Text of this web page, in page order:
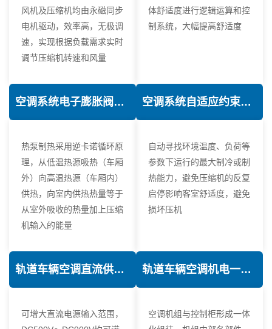
风机及压缩机均由永磁同步
电机驱动，效率高，无极调
速，实现根据负载需求实时
调节压缩机转速和风量
体舒适度进行逻辑运算和控
制系统，大幅提高舒适度
空调系统电子膨胀阀热力学优化技术
热泵制热采用逆卡诺循环原
理，从低温热源吸热（车厢
外）向高温热源（车厢内）
供热，向室内供热热量等于
从室外吸收的热量加上压缩
机输入的能量
空调系统自适应约束控制技术
自动寻找环境温度、负荷等
参数下运行的最大制冷或制
热能力，避免压缩机的反复
启停影响客室舒适度，避免
损坏压机
轨道车辆空调直流供电技术
可增大直流电源输入范围，
轨道车辆空调机电一体化技术
空调机组与控制柜形成一体